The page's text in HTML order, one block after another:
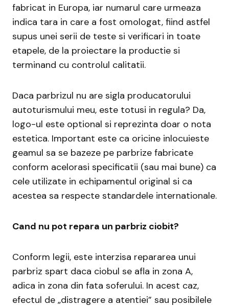
fabricat in Europa, iar numarul care urmeaza
indica tara in care a fost omologat, fiind astfel
supus unei serii de teste si verificari in toate
etapele, de la proiectare la productie si
terminand cu controlul calitatii.
Daca parbrizul nu are sigla producatorului
autoturismului meu, este totusi in regula? Da,
logo-ul este optional si reprezinta doar o nota
estetica. Important este ca oricine inlocuieste
geamul sa se bazeze pe parbrize fabricate
conform acelorasi specificatii (sau mai bune) ca
cele utilizate in echipamentul original si ca
acestea sa respecte standardele internationale.
Cand nu pot repara un parbriz ciobit?
Conform legii, este interzisa repararea unui
parbriz spart daca ciobul se afla in zona A,
adica in zona din fata soferului. In acest caz,
efectul de „distragere a atentiei” sau posibilele